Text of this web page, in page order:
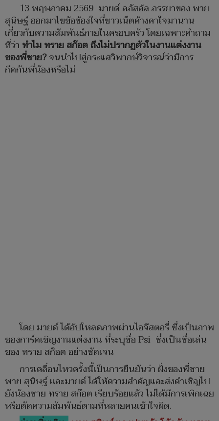
13 พฤษภาคม 2569 มายด์ ลภัสลัล ภรรยาของ พาย
สุนิษฐ์ ออกมาไขข้อข้องใจที่ชาวเน็ตค้างคาใจมานาน
เกี่ยวกับความสัมพันธ์ภายในครอบครัว โดยเฉพาะคำถาม
ที่ว่า ทำไม ทราย สก๊อต ถึงไม่ปรากฏตัวในงานแต่งงาน
ของพี่ชาย?จนนำไปสู่กระแสวิพากษ์วิจารณ์ว่ามีการ
กีดกันพี่น้องหรือไม่
โดย มายด์ ได้อัปโหลดภาพผ่านไอจีสตอรี่ ซึ่งเป็นภาพ
ซองการ์ดเชิญงานแต่งงาน ที่ระบุชื่อ Psi ซึ่งเป็นชื่อเล่น
ของ ทราย สก๊อต อย่างชัดเจน
การเคลื่อนไหวครั้งนี้เป็นการยืนยันว่า ฝั่งของพี่ชาย
พาย สุนิษฐ์ และมายด์ ได้ให้ความสำคัญและส่งคำเชิญไป
ยังน้องชาย ทราย สก๊อต เรียบร้อยแล้ว ไม่ได้มีการเพิกเฉย
หรือตัดความสัมพันธ์ตามที่หลายคนเข้าใจผิด.